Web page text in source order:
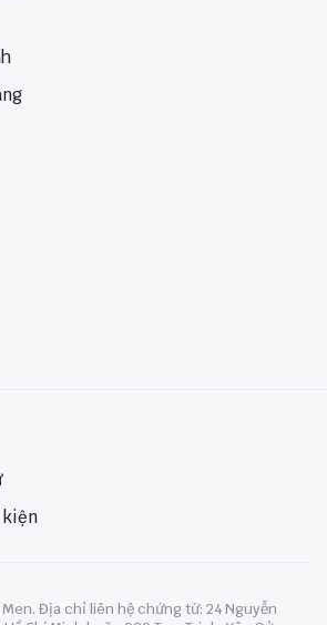
kiện
Địa chỉ liên hệ chứng từ: 24 Nguyễn